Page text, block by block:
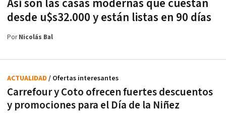
Así son las casas modernas que cuestan
desde u$s32.000 y están listas en 90 días
PorNicolás Bal
Carrefour y Coto ofrecen fuertes descuentos
y promociones para el Día de la Niñez
ACTUALIDAD / Ofertas interesantes